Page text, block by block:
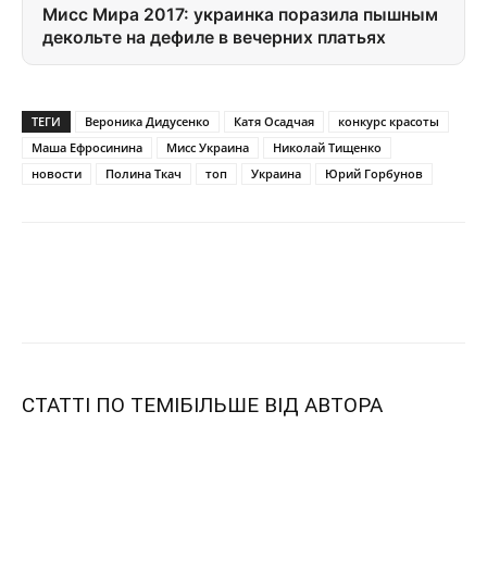
Мисс Мира 2017: украинка поразила пышным
декольте на дефиле в вечерних платьях
ТЕГИ Вероника Дидусенко Катя Осадчая
конкурс красоты
Маша Ефросинина
Мисс Украина
Николай Тищенко
новости
Полина Ткач топ Украина Юрий Горбунов
СТАТТІ ПО ТЕМІБІЛЬШЕ ВІД АВТОРА